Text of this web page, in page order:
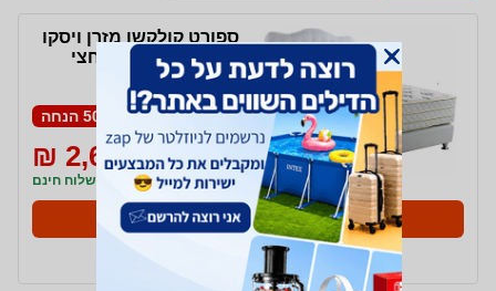
ספורט קולקשן מזרן ויסקו
אורטופדי למיטה וחצי
50% הנחה
5,472 ₪
2,690 ₪
משלוח חינם
לאתר החנות
ב- Camp-David